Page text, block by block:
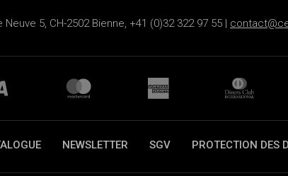
5, CH-2502 Bienne, +41 (0)32 322 97 55 |
NEWSLETTER SGV PROTECTION DES